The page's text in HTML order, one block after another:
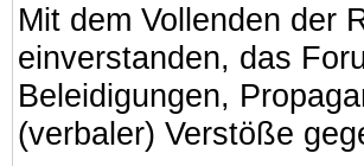
Mit dem Vollenden der
einverstanden, das
Beleidigungen,
(verbaler) Verstöße